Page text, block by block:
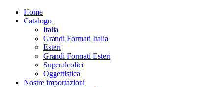
Home
Catalogo
Italia
Grandi Formati Italia
Esteri
Grandi Formati Esteri
Superalcolici
Oggettistica
Nostre importazioni